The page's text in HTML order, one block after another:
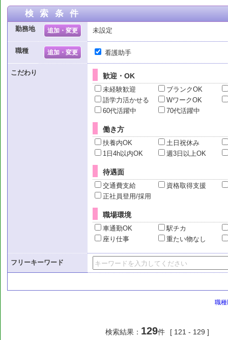
検索条件
勤務地 追加・変更 未設定
職種 追加・変更 看護助手
こだわり 歓迎・OK
未経験歓迎
ブランクOK
語学力活かせる
WワークOK
60代活躍中
70代活躍中
働き方
扶養内OK
土日祝休み
1日4h以内OK
週3日以上OK
待遇面
交通費支給
資格取得支援
正社員登用/採用
職場環境
車通勤OK
駅チカ
座り仕事
重たい物なし
フリーキーワード
職
検索結果： 129件
[ 121 - 129 ]